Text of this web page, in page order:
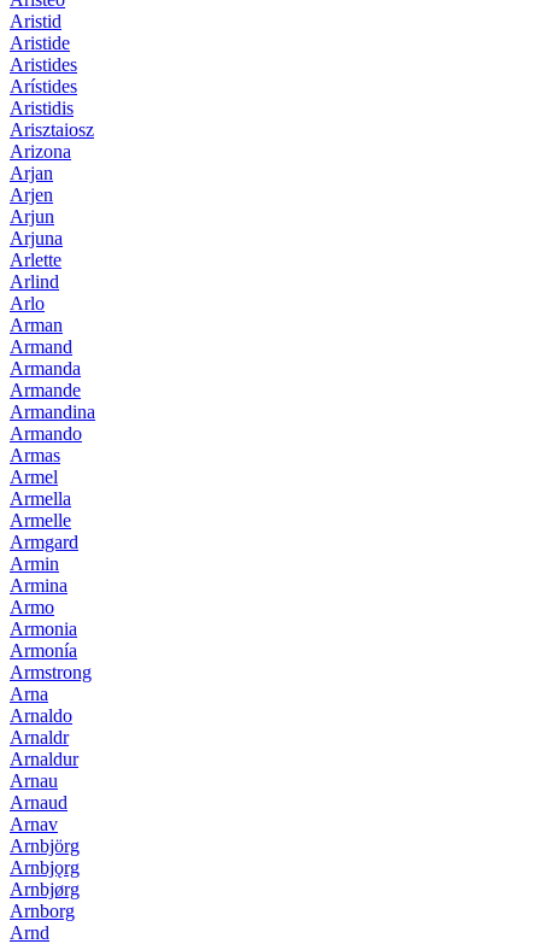
Aristid
Aristide
Aristides
Arístides
Aristidis
Arisztaiosz
Arizona
Arjan
Arjen
Arjun
Arjuna
Arlette
Arlind
Arlo
Arman
Armand
Armanda
Armande
Armandina
Armando
Armas
Armel
Armella
Armelle
Armgard
Armin
Armina
Armo
Armonia
Armonía
Armstrong
Arna
Arnaldo
Arnaldr
Arnaldur
Arnau
Arnaud
Arnav
Arnbjörg
Arnbjǫrg
Arnbjørg
Arnborg
Arnd